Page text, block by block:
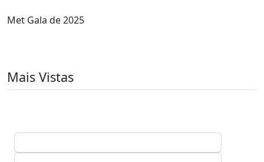
Met Gala de 2025
Mais Vistas